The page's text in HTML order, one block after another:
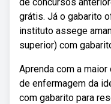
grátis. Já o gabarito
instituto assege
superior) com
Aprenda com a
de enfermagem da
com gabarito para